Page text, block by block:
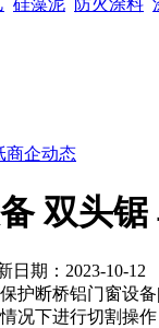
商企动态
双头
日期：2023-10-
护断桥铝门窗设
况下进行切割操